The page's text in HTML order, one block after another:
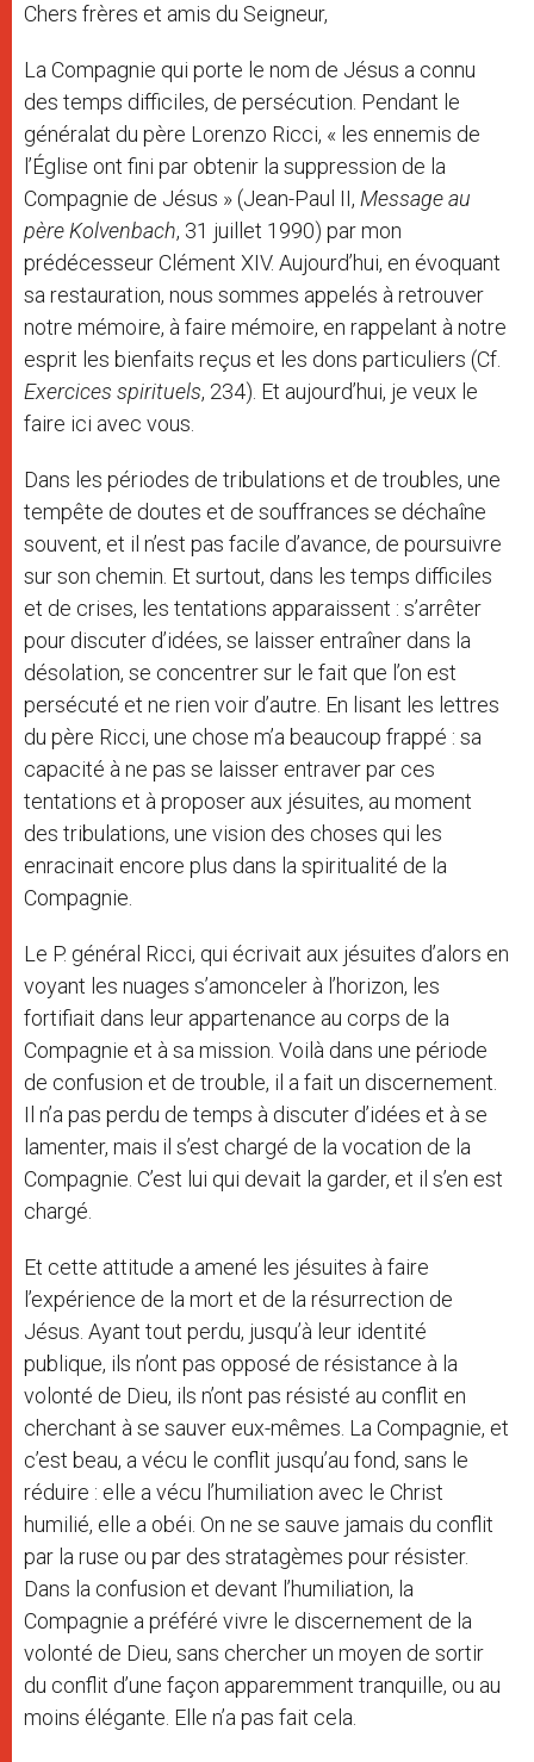
Chers frères et amis du Seigneur,
La Compagnie qui porte le nom de Jésus a connu
des temps difficiles, de persécution. Pendant le
généralat du père Lorenzo Ricci, « les ennemis de
l’Église ont fini par obtenir la suppression de la
Compagnie de Jésus » (Jean-Paul II, Message au
père Kolvenbach, 31 juillet 1990) par mon
prédécesseur Clément XIV. Aujourd’hui, en évoquant
sa restauration, nous sommes appelés à retrouver
notre mémoire, à faire mémoire, en rappelant à notre
esprit les bienfaits reçus et les dons particuliers (Cf.
Exercices spirituels, 234). Et aujourd’hui, je veux le
faire ici avec vous.
Dans les périodes de tribulations et de troubles, une
tempête de doutes et de souffrances se déchaîne
souvent, et il n’est pas facile d’avance, de poursuivre
sur son chemin. Et surtout, dans les temps difficiles
et de crises, les tentations apparaissent : s’arrêter
pour discuter d’idées, se laisser entraîner dans la
désolation, se concentrer sur le fait que l’on est
persécuté et ne rien voir d’autre. En lisant les lettres
du père Ricci, une chose m’a beaucoup frappé : sa
capacité à ne pas se laisser entraver par ces
tentations et à proposer aux jésuites, au moment
des tribulations, une vision des choses qui les
enracinait encore plus dans la spiritualité de la
Compagnie.
Le P. général Ricci, qui écrivait aux jésuites d’alors en
voyant les nuages s’amonceler à l’horizon, les
fortifiait dans leur appartenance au corps de la
Compagnie et à sa mission. Voilà dans une période
de confusion et de trouble, il a fait un discernement.
Il n’a pas perdu de temps à discuter d’idées et à se
lamenter, mais il s’est chargé de la vocation de la
Compagnie. C’est lui qui devait la garder, et il s’en est
chargé.
Et cette attitude a amené les jésuites à faire
l’expérience de la mort et de la résurrection de
Jésus. Ayant tout perdu, jusqu’à leur identité
publique, ils n’ont pas opposé de résistance à la
volonté de Dieu, ils n’ont pas résisté au conflit en
cherchant à se sauver eux-mêmes. La Compagnie, et
c’est beau, a vécu le conflit jusqu’au fond, sans le
réduire : elle a vécu l’humiliation avec le Christ
humilié, elle a obéi. On ne se sauve jamais du conflit
par la ruse ou par des stratagèmes pour résister.
Dans la confusion et devant l’humiliation, la
Compagnie a préféré vivre le discernement de la
volonté de Dieu, sans chercher un moyen de sortir
du conflit d’une façon apparemment tranquille, ou au
moins élégante. Elle n’a pas fait cela.